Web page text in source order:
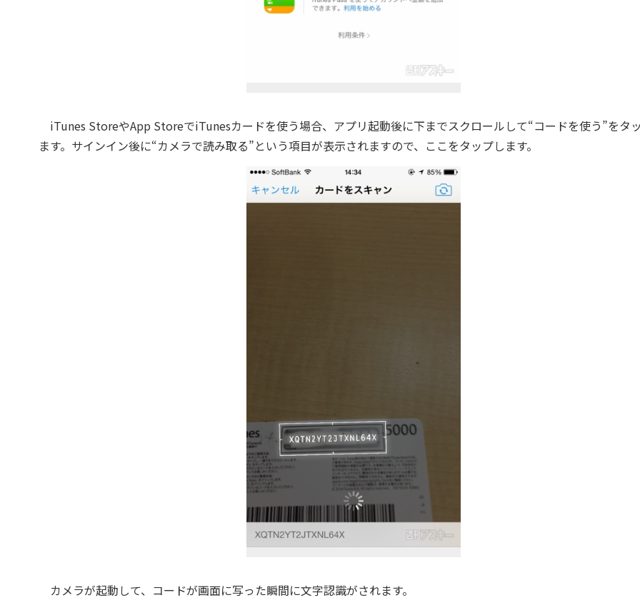
iTunes StoreやApp StoreでiTunesカードを使う場合、アプリ起動後に下までスクロールして“コードを使う”をタ
ます。サインイン後に“カメラで読み取る”という項目が表示されますので、ここをタップします。
カメラが起動して、コードが画面に写った瞬間に文字認識がされます。